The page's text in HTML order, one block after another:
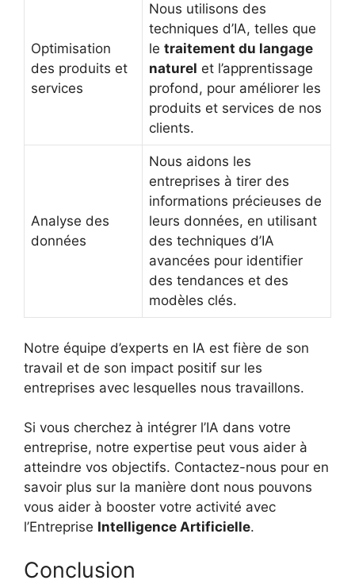
Optimisation
des produits et
services
Nous utilisons des
techniques d’IA, telles que
le traitement du langage
naturel et l’apprentissage
profond, pour améliorer les
produits et services de nos
clients.
Analyse des
données
Nous aidons les
entreprises à tirer des
informations précieuses de
leurs données, en utilisant
des techniques d’IA
avancées pour identifier
des tendances et des
modèles clés.
Notre équipe d’experts en IA est fière de son
travail et de son impact positif sur les
entreprises avec lesquelles nous travaillons.
Si vous cherchez à intégrer l’IA dans votre
entreprise, notre expertise peut vous aider à
atteindre vos objectifs. Contactez-nous pour en
savoir plus sur la manière dont nous pouvons
vous aider à booster votre activité avec
l’Entreprise Intelligence Artificielle.
Conclusion